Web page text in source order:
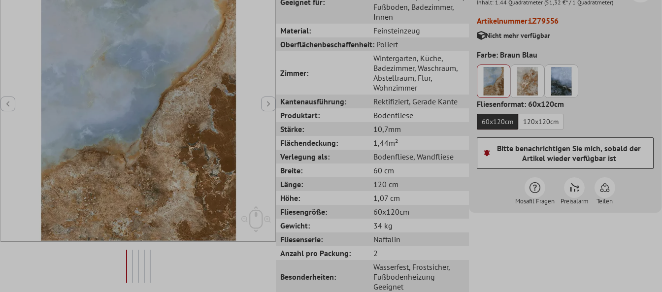
Fußboden, Badezimmer,
Innen
Material:
Feinsteinzeug
Oberflächenbeschaffenheit: Poliert
Zimmer:
Wintergarten, Küche,
Badezimmer, Waschraum,
Abstellraum, Flur,
Wohnzimmer
Kantenausführung:
Rektifiziert, Gerade Kante
Produktart:
Bodenfliese
Stärke:
10,7mm
Flächendeckung:
1,44m²
Verlegung als:
Bodenfliese, Wandfliese
Breite:
60 cm
Länge:
120 cm
Höhe:
1,07 cm
Fliesengröße:
60x120cm
Gewicht:
34 kg
Fliesenserie:
Naftalin
Anzahl pro Packung:
2
Besonderheiten:
Wasserfest, Frostsicher,
Fußbodenheizung
Geeignet
Inhalt: 1.44 Quadratmeter (51,32 €* / 1 Quadratmeter)
Artikelnummer:LZ79556
Nicht mehr verfügbar
Farbe: Braun Blau
Fliesenformat: 60x120cm
60x120cm 120x120cm
Bitte benachrichtigen Sie mich, sobald der
Artikel wieder verfügbar ist
Mosafil Fragen Preisalarm Teilen